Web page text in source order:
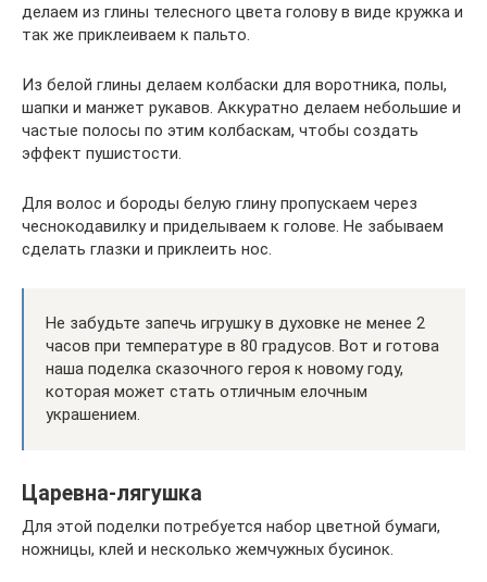
делаем из глины телесного цвета голову в виде кружка и
так же приклеиваем к пальто.
Из белой глины делаем колбаски для воротника, полы,
шапки и манжет рукавов. Аккуратно делаем небольшие и
частые полосы по этим колбаскам, чтобы создать
эффект пушистости.
Для волос и бороды белую глину пропускаем через
чеснокодавилку и приделываем к голове. Не забываем
сделать глазки и приклеить нос.
Не забудьте запечь игрушку в духовке не менее 2
часов при температуре в 80 градусов. Вот и готова
наша поделка сказочного героя к новому году,
которая может стать отличным елочным
украшением.
Царевна-лягушка
Для этой поделки потребуется набор цветной бумаги,
ножницы, клей и несколько жемчужных бусинок.